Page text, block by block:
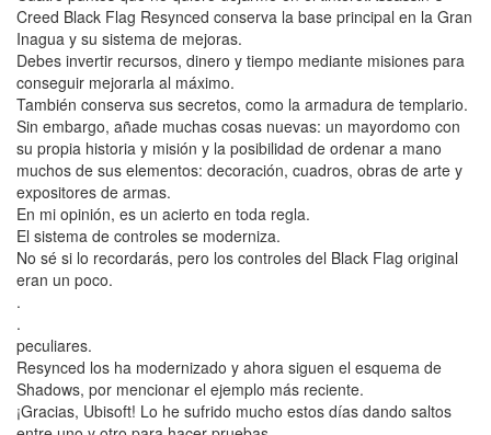
Creed Black Flag Resynced conserva la base principal en la Gran
Inagua y su sistema de mejoras.
Debes invertir recursos, dinero y tiempo mediante misiones para
conseguir mejorarla al máximo.
También conserva sus secretos, como la armadura de templario.
Sin embargo, añade muchas cosas nuevas: un mayordomo con
su propia historia y misión y la posibilidad de ordenar a mano
muchos de sus elementos: decoración, cuadros, obras de arte y
expositores de armas.
En mi opinión, es un acierto en toda regla.
El sistema de controles se moderniza.
No sé si lo recordarás, pero los controles del Black Flag original
eran un poco.
.
.
peculiares.
Resynced los ha modernizado y ahora siguen el esquema de
Shadows, por mencionar el ejemplo más reciente.
¡Gracias, Ubisoft! Lo he sufrido mucho estos días dando saltos